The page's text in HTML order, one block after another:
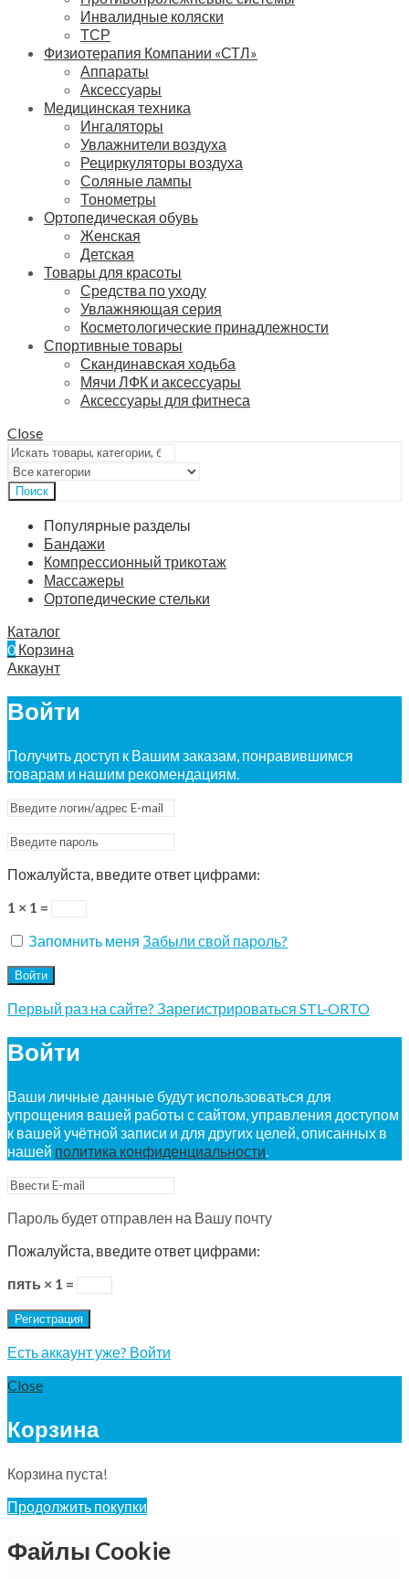
Инвалидные коляски
ТСР
Физиотерапия Компании «СТЛ»
Аппараты
Аксессуары
Медицинская техника
Ингаляторы
Увлажнители воздуха
Рециркуляторы воздуха
Соляные лампы
Тонометры
Ортопедическая обувь
Женская
Детская
Товары для красоты
Средства по уходу
Увлажняющая серия
Косметологические принадлежности
Спортивные товары
Скандинавская ходьба
Мячи ЛФК и аксессуары
Аксессуары для фитнеса
Close
Поиск
Популярные разделы
Бандажи
Компрессионный трикотаж
Массажеры
Ортопедические стельки
Каталог
0 Корзина
Аккаунт
Войти
Получить доступ к Вашим заказам, понравившимся
товарам и нашим рекомендациям.
Пожалуйста, введите ответ цифрами:
1 × 1 =
Запомнить меня Забыли свой пароль?
Войти
Первый раз на сайте? Зарегистрироваться STL-ORTO
Войти
Ваши личные данные будут использоваться для
упрощения вашей работы с сайтом, управления доступом
к вашей учётной записи и для других целей, описанных в
нашей политика конфиденциальности.
Пароль будет отправлен на Вашу почту
Пожалуйста, введите ответ цифрами:
пять × 1 =
Регистрация
Есть аккаунт уже? Войти
Close
Корзина
Корзина пуста!
Продолжить покупки
Файлы Cookie